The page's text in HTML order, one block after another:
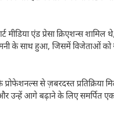
मीडिया एंड प्रेसा क्रिएशन्स
के साथ हुआ, जिसमें विजेताओं
से ज़बरदस्त प्रतिक्रिया
उन्हें आगे बढ़ाने के लिए समर्पित